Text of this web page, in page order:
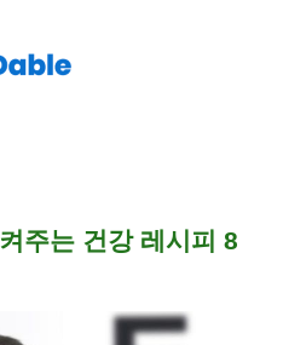
주는 건강 레시피 8